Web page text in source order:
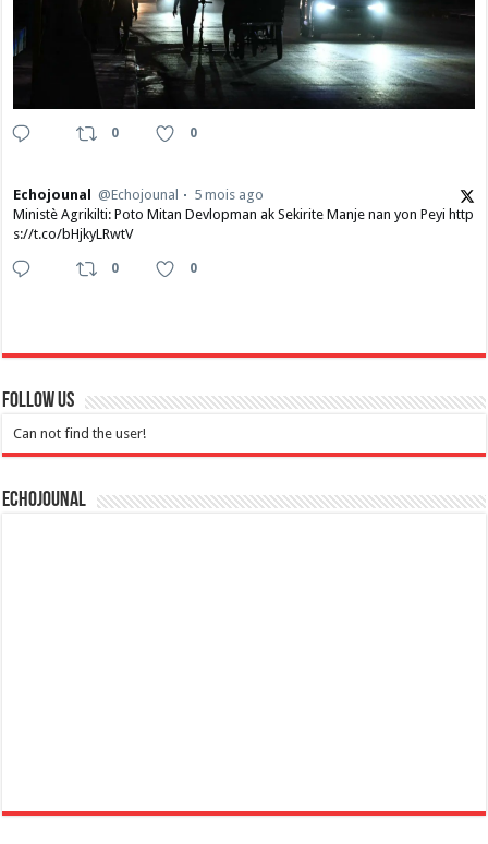
0 0
Echojounal @Echojounal
5 mois ago
Ministè Agrikilti: Poto Mitan Devlopman ak Sekirite Manje nan yon Peyi http
s://t.co/bHjkyLRwtV
0 0
Follow Us
Can not find the user!
Echojounal